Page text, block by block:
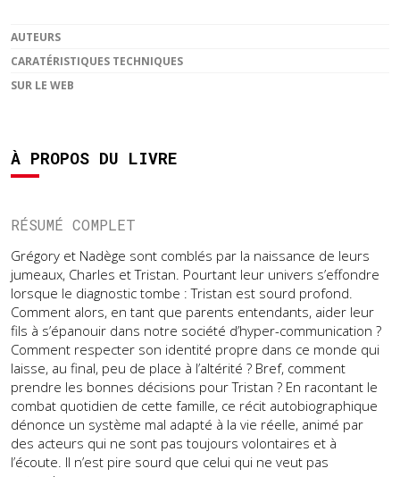
AUTEURS
CARATÉRISTIQUES TECHNIQUES
SUR LE WEB
À PROPOS DU LIVRE
RÉSUMÉ COMPLET
Grégory et Nadège sont comblés par la naissance de leurs
jumeaux, Charles et Tristan. Pourtant leur univers s’effondre
lorsque le diagnostic tombe : Tristan est sourd profond.
Comment alors, en tant que parents entendants, aider leur
fils à s’épanouir dans notre société d’hyper-communication ?
Comment respecter son identité propre dans ce monde qui
laisse, au final, peu de place à l’altérité ? Bref, comment
prendre les bonnes décisions pour Tristan ? En racontant le
combat quotidien de cette famille, ce récit autobiographique
dénonce un système mal adapté à la vie réelle, animé par
des acteurs qui ne sont pas toujours volontaires et à
l’écoute. Il n’est pire sourd que celui qui ne veut pas